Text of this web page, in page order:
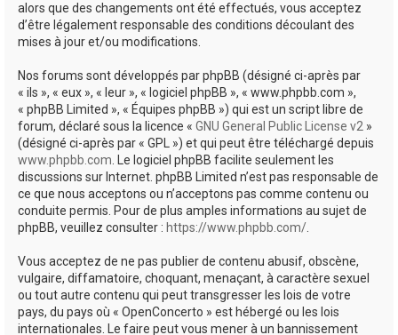
alors que des changements ont été effectués, vous acceptez
d’être légalement responsable des conditions découlant des
mises à jour et/ou modifications.
Nos forums sont développés par phpBB (désigné ci-après par
« ils », « eux », « leur », « logiciel phpBB », « www.phpbb.com »,
« phpBB Limited », « Équipes phpBB ») qui est un script libre de
forum, déclaré sous la licence « GNU General Public License v2 »
(désigné ci-après par « GPL ») et qui peut être téléchargé depuis
www.phpbb.com. Le logiciel phpBB facilite seulement les
discussions sur Internet. phpBB Limited n’est pas responsable de
ce que nous acceptons ou n’acceptons pas comme contenu ou
conduite permis. Pour de plus amples informations au sujet de
phpBB, veuillez consulter : https://www.phpbb.com/.
Vous acceptez de ne pas publier de contenu abusif, obscène,
vulgaire, diffamatoire, choquant, menaçant, à caractère sexuel
ou tout autre contenu qui peut transgresser les lois de votre
pays, du pays où « OpenConcerto » est hébergé ou les lois
internationales. Le faire peut vous mener à un bannissement